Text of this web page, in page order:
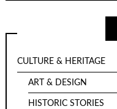
CULTURE & HERITAGE
ART & DESIGN
HISTORIC STORIES